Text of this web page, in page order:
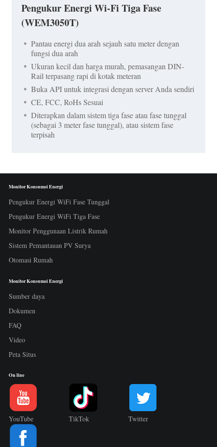
Pengukur Energi Wi-Fi Tiga Fase
(WEM3050T)
Pantau energi dua arah sejauh satu meter dengan
fungsi dua arah
Ukuran kecil dan harga murah, pemasangan DIN-
Rail terpasang rapi di kotak meteran
Buka API untuk integrasi dengan server Anda sendiri
CE, FCC, RoHs Sesuai
Diterapkan dalam sistem tiga fase atau fase tunggal
(sebagai 3 meter fase tunggal), atau sistem fase
terpisah
Monitor Konsumsi Energi
Pengukur Energi WiFi Fase Tunggal
Pengukur Energi WiFi Tiga Fase
Monitor Penggunaan Listrik Rumah
Sistem Pemantauan PV Surya
Otomasi Rumah
Monitor Konsumsi Energi
Sumber daya
Dokumen
FAQ
Video
Peta Situs
On line
YouTube TikTok Twitter